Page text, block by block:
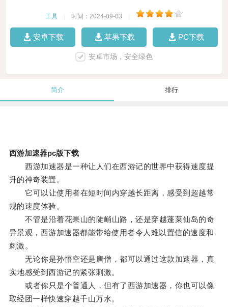
工具 时间：2024-09-03
安卓下载 苹果下载 PC下载
安卓市场，安全绿色
简介 排行
西游加速器pc版下载
西游加速器是一种让人们在西游记的世界中获得速度提
升的神奇装置。
它可以让使用者在短时间内穿越长距离，感受到超越常
规的速度体验。
不管是沿着花果山的陡峭山路，还是穿越蓬莱仙岛的奇
异景观，西游加速器都能带给使用者令人难以置信的速度和
刺激。
无论你是孙悟空还是唐僧，都可以通过这款加速器，真
实地感受到西游记的紧张刺激。
或者你只是个普通人，但有了西游加速器，你也可以像
取经团一样快速穿越千山万水。